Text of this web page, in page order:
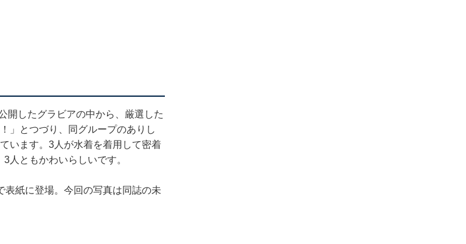
したグラビアの中から、厳選した
」とつづり、同グループのありし
います。3人が水着を着用して密着
人ともかわいらしいです。
紙に登場。今回の写真は同誌の未